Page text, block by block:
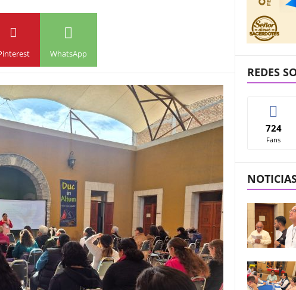
WhatsApp
REDES
724
Fans